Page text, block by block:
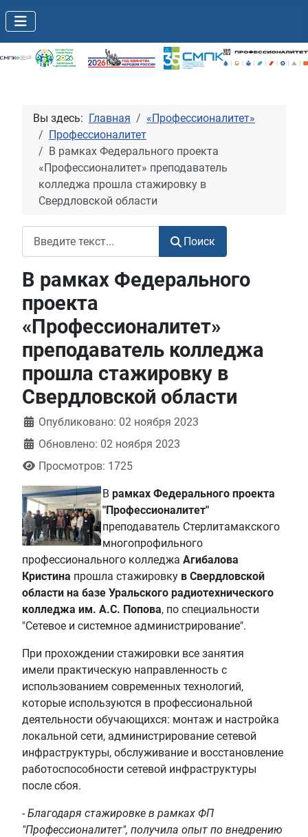
Вы здесь: Главная
«Профессионалитет»
Профессионалитет
В рамках Федерального проекта
«Профессионалитет» преподаватель
колледжа прошла стажировку в
Свердловской области
Поиск
В рамках Федерального
проекта
«Профессионалитет»
преподаватель колледжа
прошла стажировку в
Свердловской области
Информация о материале
Опубликовано: 02 ноября 2023
Обновлено: 02 ноября 2023
Просмотров: 1725
Врамках Федерального проекта
"Профессионалитет"
преподаватель Стерлитамакского
многопрофильного
профессионального колледжа Агибалова
Кристина прошла стажировку в Свердловской
области на базе Уральского радиотехнического
колледжа им. А.С. Попова, по специальности
"Сетевое и системное администрирование".
При прохождении стажировки все занятия
имели практическую направленность с
использованием современных технологий,
которые используются в профессиональной
деятельности обучающихся: монтаж и настройка
локальной сети, администрирование сетевой
инфраструктуры, обслуживание и восстановление
работоспособности сетевой инфраструктуры
после сбоя.
-Благодаря стажировке в рамках ФП
"Профессионалитет", получила опыт по внедрению